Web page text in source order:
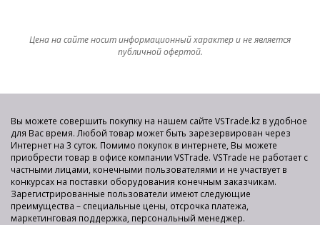
Цена на сайте носит информационный характер и не является
публичной офертой.
Вы можете совершить покупку на нашем сайте VSTrade.kz в удобное
для Вас время. Любой товар может быть зарезервирован через
Интернет на 3 суток. Помимо покупок в интернете, Вы можете
приобрести товар в офисе компании VSTrade. VSTrade не работает с
частными лицами, конечными пользователями и не участвует в
конкурсах на поставки оборудования конечным заказчикам.
Зарегистрированные пользователи имеют следующие
преимущества – специальные цены, отсрочка платежа,
маркетинговая поддержка, персональный менеджер.